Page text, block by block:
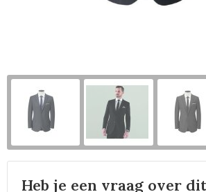
Heb je een vraag over